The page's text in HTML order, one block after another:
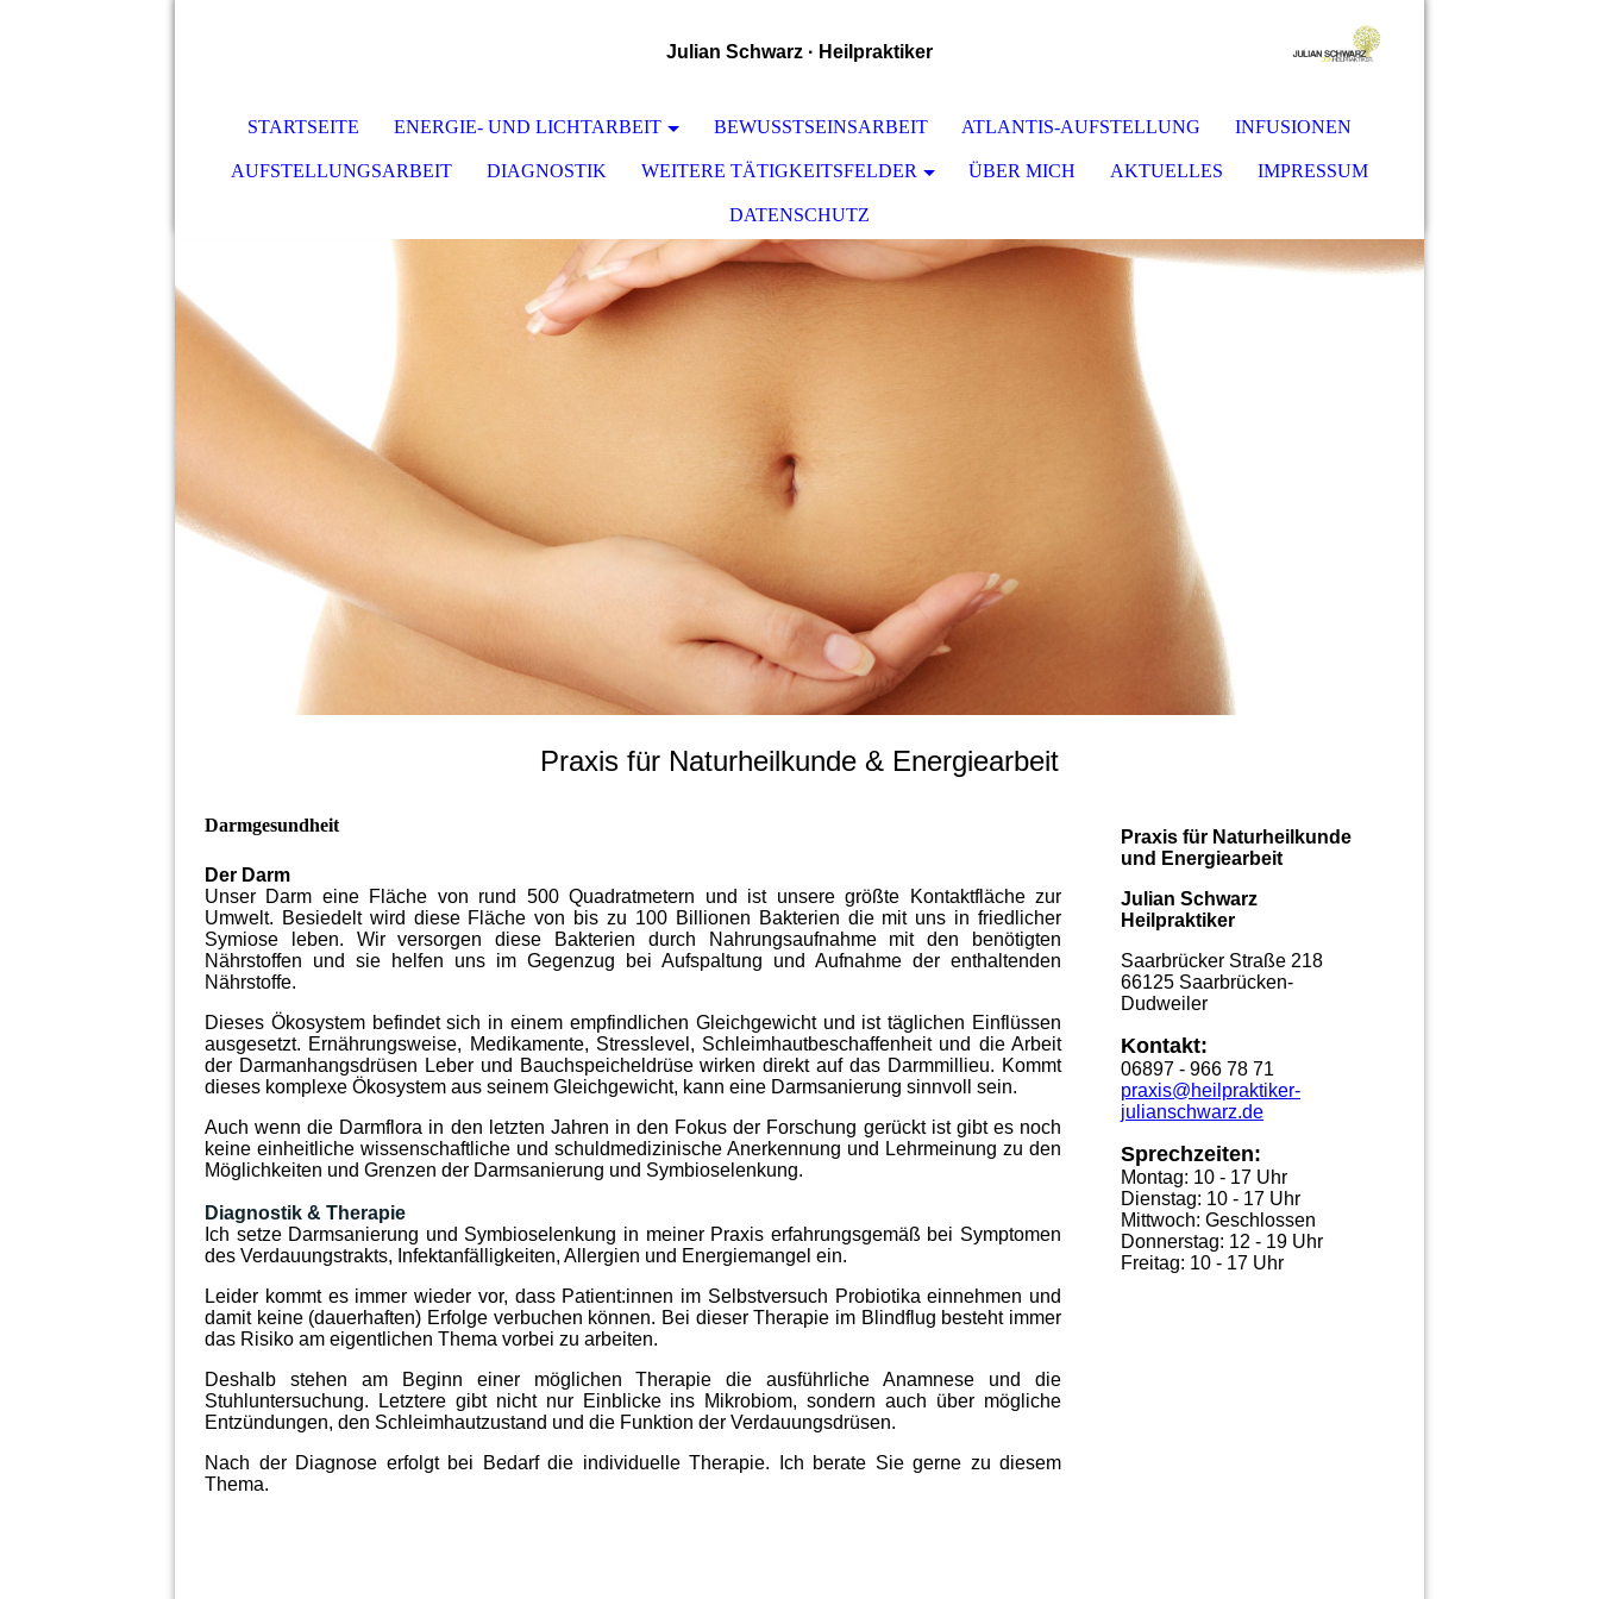
Julian Schwarz · Heilpraktiker
STARTSEITE ENERGIE- UND LICHTARBEIT BEWUSSTSEINSARBEIT ATLANTIS-AUFSTELLUNG INFUSIONEN
AUFSTELLUNGSARBEIT DIAGNOSTIK WEITERE TÄTIGKEITSFELDER ÜBER MICH AKTUELLES IMPRESSUM
DATENSCHUTZ
Praxis für Naturheilkunde & Energiearbeit
Darmgesundheit
Der Darm
Unser Darm eine Fläche von rund 500 Quadratmetern und ist unsere größte Kontaktfläche zur
Umwelt. Besiedelt wird diese Fläche von bis zu 100 Billionen Bakterien die mit uns in friedlicher
Symiose leben. Wir versorgen diese Bakterien durch Nahrungsaufnahme mit den benötigten
Nährstoffen und sie helfen uns im Gegenzug bei Aufspaltung und Aufnahme der enthaltenden
Nährstoffe.
Dieses Ökosystem befindet sich in einem empfindlichen Gleichgewicht und ist täglichen Einflüssen
ausgesetzt. Ernährungsweise, Medikamente, Stresslevel, Schleimhautbeschaffenheit und die Arbeit
der Darmanhangsdrüsen Leber und Bauchspeicheldrüse wirken direkt auf das Darmmillieu. Kommt
dieses komplexe Ökosystem aus seinem Gleichgewicht, kann eine Darmsanierung sinnvoll sein.
Auch wenn die Darmflora in den letzten Jahren in den Fokus der Forschung gerückt ist gibt es noch
keine einheitliche wissenschaftliche und schuldmedizinische Anerkennung und Lehrmeinung zu den
Möglichkeiten und Grenzen der Darmsanierung und Symbioselenkung.
Diagnostik & Therapie
Ich setze Darmsanierung und Symbioselenkung in meiner Praxis erfahrungsgemäß bei Symptomen
des Verdauungstrakts, Infektanfälligkeiten, Allergien und Energiemangel ein.
Leider kommt es immer wieder vor, dass Patient:innen im Selbstversuch Probiotika einnehmen und
damit keine (dauerhaften) Erfolge verbuchen können. Bei dieser Therapie im Blindflug besteht immer
das Risiko am eigentlichen Thema vorbei zu arbeiten.
Deshalb stehen am Beginn einer möglichen Therapie die ausführliche Anamnese und die
Stuhluntersuchung. Letztere gibt nicht nur Einblicke ins Mikrobiom, sondern auch über mögliche
Entzündungen, den Schleimhautzustand und die Funktion der Verdauungsdrüsen.
Nach der Diagnose erfolgt bei Bedarf die individuelle Therapie.
Ich berate Sie gerne zu diesem
Thema.
Praxis für Naturheilkunde
und Energiearbeit
Julian Schwarz
Heilpraktiker
Saarbrücker Straße 218
66125 Saarbrücken-
Dudweiler
Kontakt:
06897 - 966 78 71
praxis@heilpraktiker-
julianschwarz.de
Sprechzeiten:
Montag: 10 - 17 Uhr
Dienstag: 10 - 17 Uhr
Mittwoch: Geschlossen
Donnerstag: 12 - 19 Uhr
Freitag: 10 - 17 Uhr